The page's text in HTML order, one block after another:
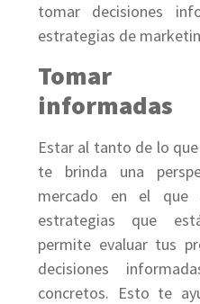
tomar decisiones
estrategias de
Tomar
informadas
Estar al tanto de lo
te brinda una
mercado en el que
estrategias que
permite evaluar tus
decisiones
concretos. Esto te